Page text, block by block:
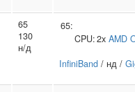
65
130
н/д
65:
CPU:2x AMD
InfiniBand / нд /